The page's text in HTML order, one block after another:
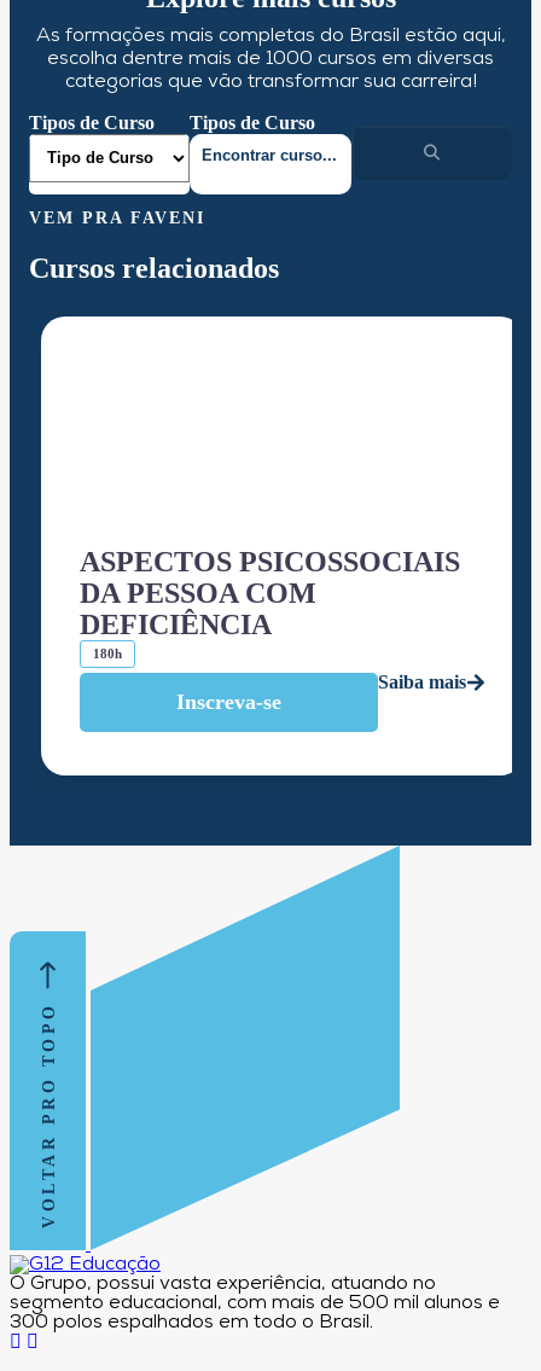
As formações mais completas do Brasil estão aqui,
escolha dentre mais de 1000 cursos em diversas
categorias que vão transformar sua carreira!
Tipos de Curso Tipos de Curso
VEM PRA FAVENI
Cursos relacionados
ASPECTOS PSICOSSOCIAIS
DA PESSOA COM
DEFICIÊNCIA
180h
Inscreva-se
Saiba mais
VOLTAR PRO TOPO
O Grupo, possui vasta experiência, atuando no
segmento educacional, com mais de 500 mil alunos e
300 polos espalhados em todo o Brasil.